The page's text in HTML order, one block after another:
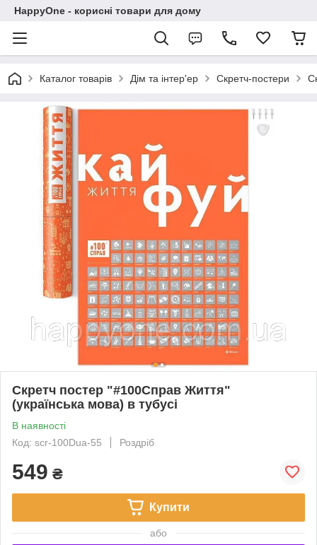
HappyOne - корисні товари для дому
Каталог товарів Дім та інтер'ер Скретч-постери
Скретч постер "#100Справ Життя"
(українська мова) в тубусі
В наявності
Код: scr-100Dua-55
Роздріб
549 ₴
Купити
або